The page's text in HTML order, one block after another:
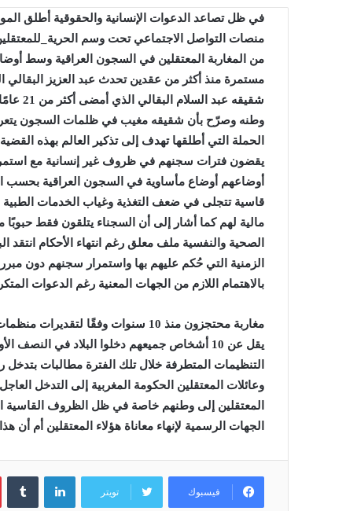
في ظل تصاعد الدعوات الإنسانية والحقوقية أطلق
منصات التواصل الاجتماعي تحت وسم
من المغاربة المعتقلين في السجون العراقية وسط
مستمرة منذ أكثر من عقدين تحدث عبد العزيز
شقيقه
وطنه وصرّح بأن شقيقه مغيب في ظلمات السجون
الحملة التي أطلقها تهدف إلى تذكير العالم بهذه
يقضون فترات سجنهم في ظروف غير إنسانية مع
أوضاعهم أوضاع مأساوية في السجون العراقية بحسب
قاسية تتجلى في ضعف التغذية وغياب الخدمات الطبية
مالية لهم كما أشار إلى أن السجناء يتلقون فقط حبوبًا
الصحية والنفسية ملف معلق رغم انتهاء الأحكام انتقد
الزمنية التي حُكم عليهم بها واستمرار سجنهم دون
بالاهتمام اللازم من الجهات المعنية رغم الدعوات
مغاربة محتجزون منذ 10 سنوات
وفقًا لتقديرات
يقل عن 10 أشخاص جميعهم دخلوا البلاد في
التنظيمات المتطرفة خلال تلك الفترة مطالبات
وعائلات المعتقلين الحكومة المغربية إلى التدخل
المعتقلين إلى وطنهم خاصة في ظل الظروف القاسية
الجهات الرسمية لإنهاء معاناة هؤلاء المعتقلين أم
فيسبوك تويتر
لينكدإن